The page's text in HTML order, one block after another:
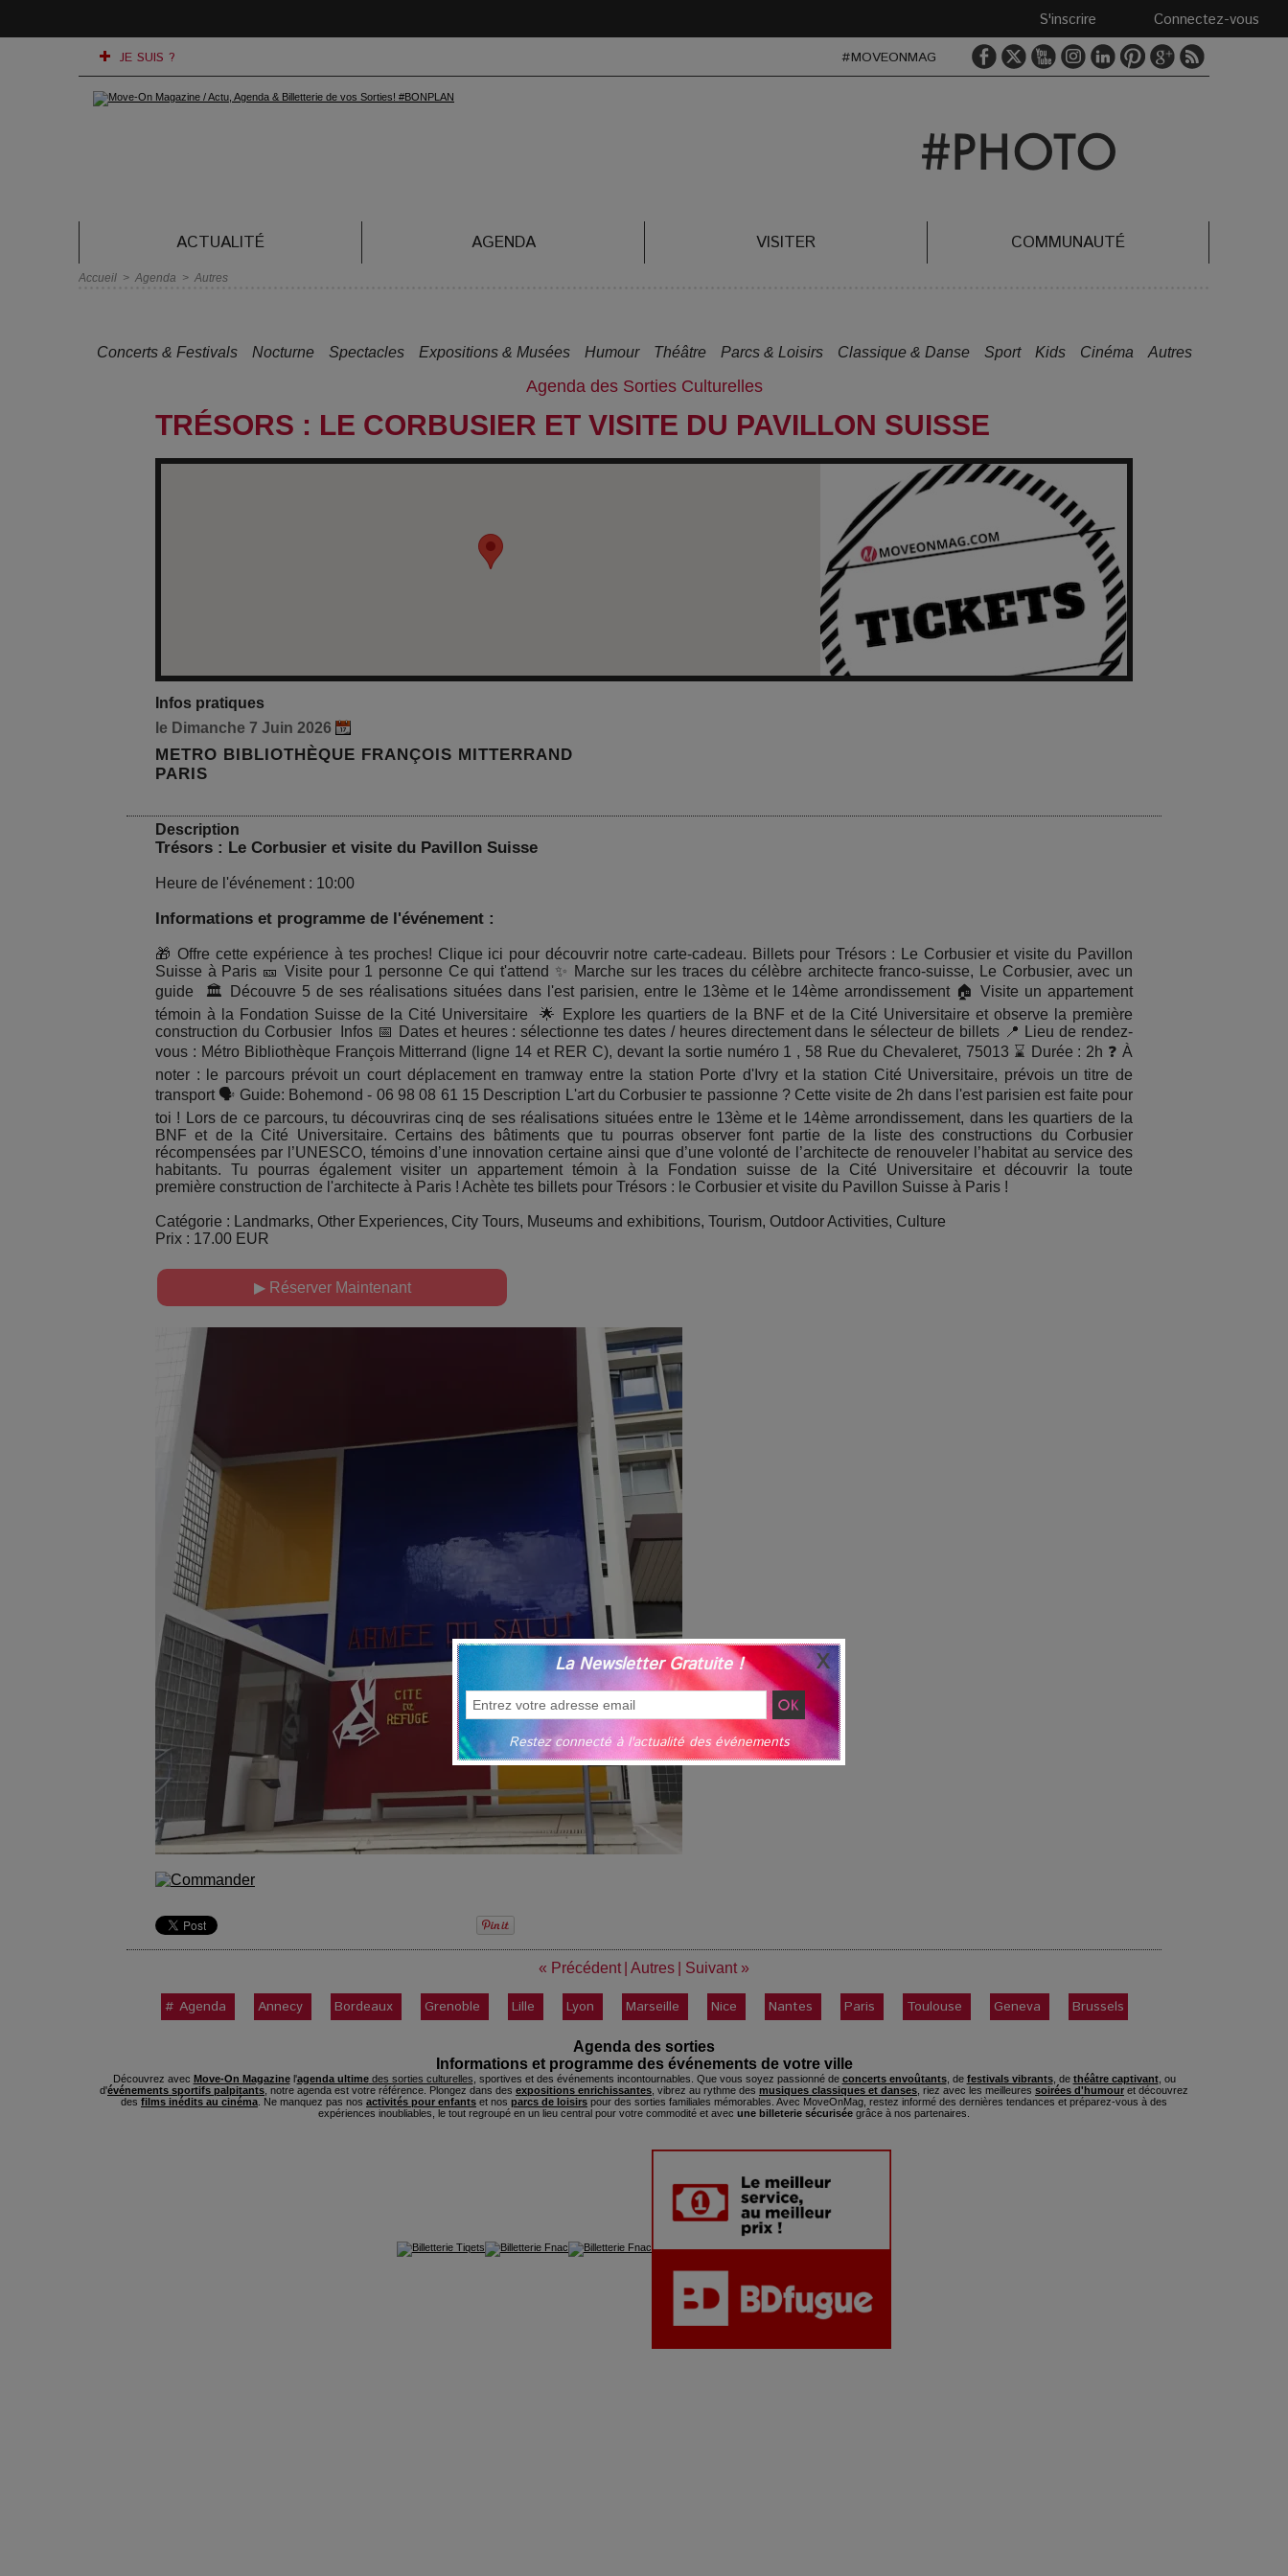
Connectez-vous
S'inscrire
JE SUIS ? #MOVEONMAG
ACTUALITÉ AGENDA VISITER COMMUNAUTÉ
Accueil > Agenda > Autres
Concerts & Festivals Nocturne Spectacles Expositions & Musées Humour Théâtre Parcs & Loisirs Classique & Danse Sport Kids Cinéma Autres
Agenda des Sorties Culturelles
TRÉSORS : LE CORBUSIER ET VISITE DU PAVILLON SUISSE
Infos pratiques
le Dimanche 7 Juin 2026
METRO BIBLIOTHÈQUE FRANÇOIS MITTERRAND
PARIS
Description
Trésors : Le Corbusier et visite du Pavillon Suisse
Heure de l'événement : 10:00
Informations et programme de l'événement :
🎁 Offre cette expérience à tes proches! Clique ici pour découvrir notre carte-cadeau. Billets pour Trésors : Le Corbusier et visite du Pavillon
Suisse à Paris 🎫 Visite pour 1 personne Ce qui t'attend ✨ Marche sur les traces du célèbre architecte franco-suisse, Le Corbusier, avec un
guide 🏛 Découvre 5 de ses réalisations situées dans l'est parisien, entre le 13ème et le 14ème arrondissement 🏠 Visite un appartement
témoin à la Fondation Suisse de la Cité Universitaire 🌟 Explore les quartiers de la BNF et de la Cité Universitaire et observe la première
construction du Corbusier Infos 📅 Dates et heures : sélectionne tes dates / heures directement dans le sélecteur de billets 📍 Lieu de rendez-
vous : Métro Bibliothèque François Mitterrand (ligne 14 et RER C), devant la sortie numéro 1 , 58 Rue du Chevaleret, 75013 ⌛ Durée : 2h ❓ À
noter : le parcours prévoit un court déplacement en tramway entre la station Porte d'Ivry et la station Cité Universitaire, prévois un titre de
transport 🗣 Guide: Bohemond - 06 98 08 61 15 Description L'art du Corbusier te passionne ? Cette visite de 2h dans l'est parisien est faite pour
toi ! Lors de ce parcours, tu découvriras cinq de ses réalisations situées entre le 13ème et le 14ème arrondissement, dans les quartiers de la
BNF et de la Cité Universitaire. Certains des bâtiments que tu pourras observer font partie de la liste des constructions du Corbusier
récompensées par l’UNESCO, témoins d’une innovation certaine ainsi que d’une volonté de l’architecte de renouveler l’habitat au service des
habitants. Tu pourras également visiter un appartement témoin à la Fondation suisse de la Cité Universitaire et découvrir la toute
première construction de l'architecte à Paris ! Achète tes billets pour Trésors : le Corbusier et visite du Pavillon Suisse à Paris !
Catégorie : Landmarks, Other Experiences, City Tours, Museums and exhibitions, Tourism, Outdoor Activities, Culture
Prix : 17.00 EUR
▶ Réserver Maintenant
« Précédent Autres Suivant »
# Agenda Annecy Bordeaux Grenoble Lille Lyon Marseille Nice Nantes Paris Toulouse Geneva Brussels
Agenda des sorties
Informations et programme des événements de votre ville
Découvrez avec Move-On Magazinel'agenda ultimedes sorties culturelles , sportives et des événements incontournables. Que vous soyez passionné de concerts envoûtants, de festivals vibrants, de théâtre captivant, ou
d'événements sportifs palpitants , notre agenda est votre référence. Plongez dans des expositions enrichissantes , vibrez au rythme des musiques classiques et danses , riez avec les meilleures soirées d'humour et découvrez
des films inédits au cinéma . Ne manquez pas nos activités pour enfants et nos parcs de loisirs pour des sorties familiales mémorables. Avec MoveOnMag, restez informé des dernières tendances et préparez-vous à des
expériences inoubliables, le tout regroupé en un lieu central pour votre commodité et avec une billeterie sécurisée grâce à nos partenaires.
La Newsletter Gratuite !
Restez connecté à l'actualité des événements